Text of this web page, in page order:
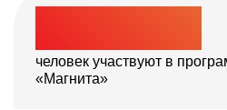
человек участвуют в
«Магнита»